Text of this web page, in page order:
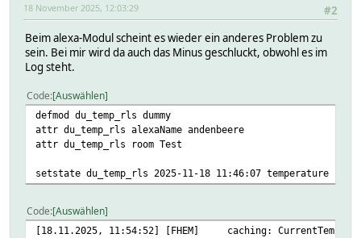
#2
18 November 2025, 12:03:29
Beim alexa-Modul scheint es wieder ein anderes Problem zu
sein. Bei mir wird da auch das Minus geschluckt, obwohl es im
Log steht.
Code Auswählen
defmod du_temp_rls dummy
attr du_temp_rls alexaName andenbeere
attr du_temp_rls room Test
setstate du_temp_rls 2025-11-18 11:46:07 temperature -5.9
Code Auswählen
[18.11.2025, 11:54:52] [FHEM] caching: